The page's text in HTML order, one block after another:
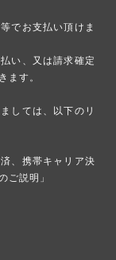
でお支払い頂けま
い、又は請求確定
ます。
しては、以下のリ
、携帯キャリア決
ご説明」